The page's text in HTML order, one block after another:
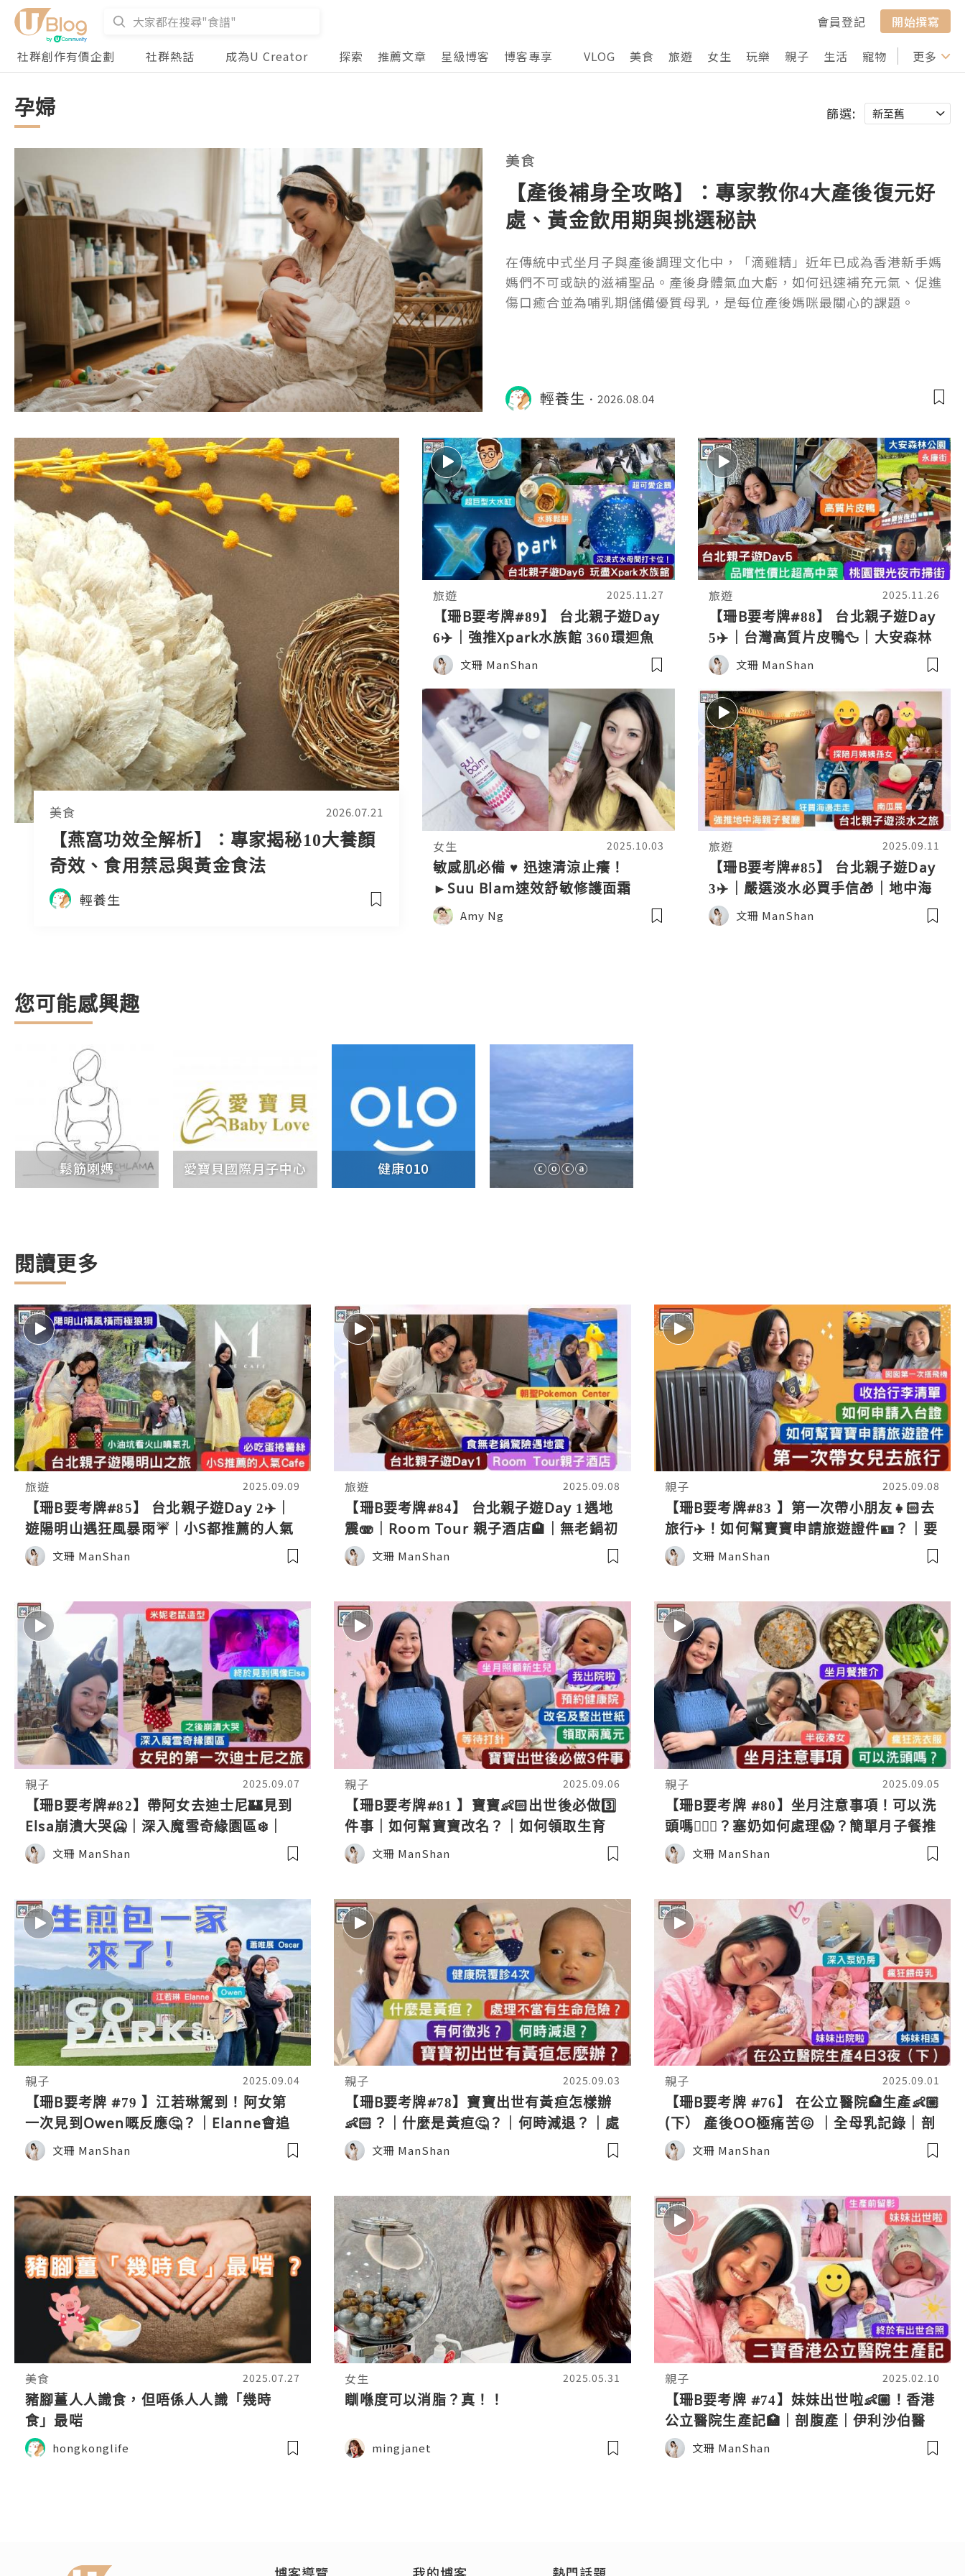
會員登記
開始撰寫
社群創作有價企劃
社群熱話 成為U Creator 探索 推薦文章 星級博客 博客專享 VLOG 美食 旅遊 女生 玩樂 親子 生活 寵物 行山 打卡
更多
孕婦 篩選:
美食
【產後補身全攻略】：專家教你4大產後復元好
處、黃金飲用期與挑選秘訣
在傳統中式坐月子與產後調理文化中，「滴雞精」近年已成為香港新手媽
媽們不可或缺的滋補聖品。產後身體氣血大虧，如何迅速補充元氣、促進
傷口癒合並為哺乳期儲備優質母乳，是每位產後媽咪最關心的課題。
輕養生 2026.08.04
美食 2026.07.21
【燕窩功效全解析】：專家揭秘10大養顏
奇效、食用禁忌與黃金食法
輕養生
旅遊 2025.11.27
【珊B要考牌#89】 台北親子遊Day
6✈️｜強推Xpark水族館 360環迴魚
缸任睇🐟｜水母🪼小企鵝🐧超可愛
😍
文珊 ManShan
旅遊 2025.11.26
【珊B要考牌#88】 台北親子遊Day
5✈️｜台灣高質片皮鴨🦆｜大安森林
公園🛝｜永康街｜桃園｜觀光夜市
文珊 ManShan
女生 2025.10.03
敏感肌必備 ♥ 迅速清涼止癢！
►Suu Blam速效舒敏修護面霜
Amy Ng
旅遊 2025.09.11
【珊B要考牌#85】 台北親子遊Day
3✈️｜嚴選淡水必買手信🎁｜地中海
風格親子餐廳｜西門超人氣滷肉飯
😋
文珊 ManShan
您可能感興趣
鬆筋喇媽 愛寶貝國際月子中心 健康010 ⓒⓞⓒⓐ
閱讀更多
旅遊 2025.09.09
【珊B要考牌#85】 台北親子遊Day 2✈️｜
遊陽明山遇狂風暴雨☔️｜小S都推薦的人氣
店M One Cafe😋
文珊 ManShan
旅遊 2025.09.08
【珊B要考牌#84】 台北親子遊Day 1遇地
震🫨｜Room Tour 親子酒店🏨｜無老鍋初
體驗🥘｜Pokemon Center⚡️｜Nintendo
旗艦店👾
文珊 ManShan
親子 2025.09.08
【珊B要考牌#83 】第一次帶小朋友👧🏻去
旅行✈️！如何幫寶寶申請旅遊證件🪪？｜要
帶什麼行李🧳？｜申請passport ｜台灣旅
行
文珊 ManShan
親子 2025.09.07
【珊B要考牌#82】帶阿女去迪士尼🏰見到
Elsa崩潰大哭🥶｜深入魔雪奇緣園區❄️｜
Hong Kong Disneyland
文珊 ManShan
親子 2025.09.06
【珊B要考牌#81 】寶寶👶🏻出世後必做3️⃣
件事｜如何幫寶寶改名？｜如何領取生育
獎金兩萬元💰？
文珊 ManShan
親子 2025.09.05
【珊B要考牌 #80】坐月注意事項！可以洗
頭嗎💆🏻‍♀️？塞奶如何處理😱？簡單月子餐推
介｜Postpartum care
文珊 ManShan
親子 2025.09.04
【珊B要考牌 #79 】江若琳駕到！阿女第
一次見到Owen嘅反應🤔？｜Elanne會追
第二胎？｜媽咪齊爆對老公不滿！
文珊 ManShan
親子 2025.09.03
【珊B要考牌#78】寶寶出世有黃疸怎樣辦
👶🏻？｜什麼是黃疸🤔？｜何時減退？｜處
理不當有生命危險😱｜Neonatal
jaundice
文珊 ManShan
親子 2025.09.01
【珊B要考牌 #76】 在公立醫院🏥生產👶🏼
(下） 產後OO極痛苦😖 ｜全母乳記錄｜剖
腹產｜伊利沙伯醫院｜QE｜Birth Vlog
文珊 ManShan
美食 2025.07.27
豬腳薑人人識食，但唔係人人識「幾時
食」最啱
hongkonglife
女生 2025.05.31
瞓喺度可以消脂？真！！
mingjanet
親子 2025.02.10
【珊B要考牌 #74】妹妹出世啦👶🏼！香港
公立醫院生產記🏥｜剖腹產｜伊利沙伯醫
院｜QE｜Birth Vlog
文珊 ManShan